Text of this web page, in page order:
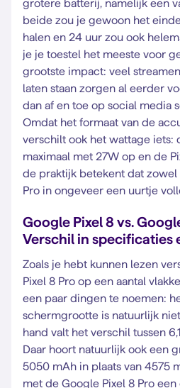
grotere batterij, namelijk een
beide zou je gewoon het
halen en 24 uur zou ook
je je toestel het meeste voor
grootste impact: veel
laten staan zorgen al eerder
dan af en toe op social media
Omdat het formaat van de
verschilt ook het wattage iets:
maximaal met 27W op en de
de praktijk betekent dat zowel
Pro in ongeveer een uurtje
Google Pixel 8 vs.
Verschil in specificaties
Zoals je hebt kunnen lezen
Pixel 8 Pro op een aantal
een paar dingen te noemen:
schermgrootte is natuurlijk
hand valt het verschil tussen
Daar hoort natuurlijk ook een
5050 mAh in plaats van 4575
met de Google Pixel 8 Pro